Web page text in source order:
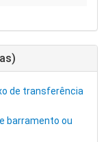
de transferência
barramento ou